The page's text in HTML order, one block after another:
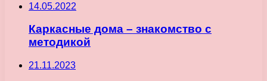
14.05.2022
Каркасные дома – знакомство с
методикой
21.11.2023